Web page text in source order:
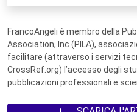
FrancoAngeli è membro della
Association, Inc (PILA),
facilitare (attraverso i servizi
CrossRef.org) l’accesso degli
pubblicazioni professionali e